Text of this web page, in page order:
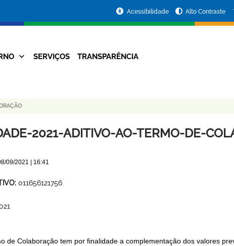
Acessibilidade Alto Contraste
SERVIÇOS TRANSPARÊNCIA
2021-ADITIVO-AO-TERMO-DE-
09/2021 | 16:41
011656121756
de Colaboração tem por finalidade a complementação dos valores